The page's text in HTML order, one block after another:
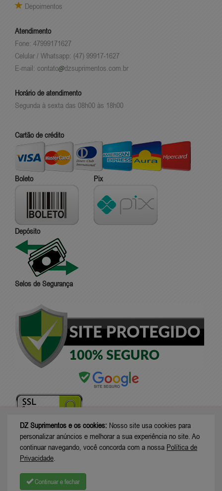
Depoimentos
Atendimento
Fone: 47999171627
Celular / Whatsapp: (47) 99917-1627
E-mail: contato dzsuprimentos.com.br
Horário de atendimento
Segunda à sexta das 08h00 às 18h00
Cartão de crédito
Boleto Pix
Depósito
Selos de Segurança
© Copyright 2026 - DZ Suprimentos - CNPJ: 46.280.667/0001-96 |
Gertrudes Boldt, 467 - Serra Alta - São Bento do Sul - SC | CEP: 89291-
DZ Suprimentos e os cookies: Nosso site usa cookies para
personalizar anúncios e melhorar a sua experiência no site. Ao
continuar navegando, você concorda com a nossa Política de
Privacidade
Continuar e fechar